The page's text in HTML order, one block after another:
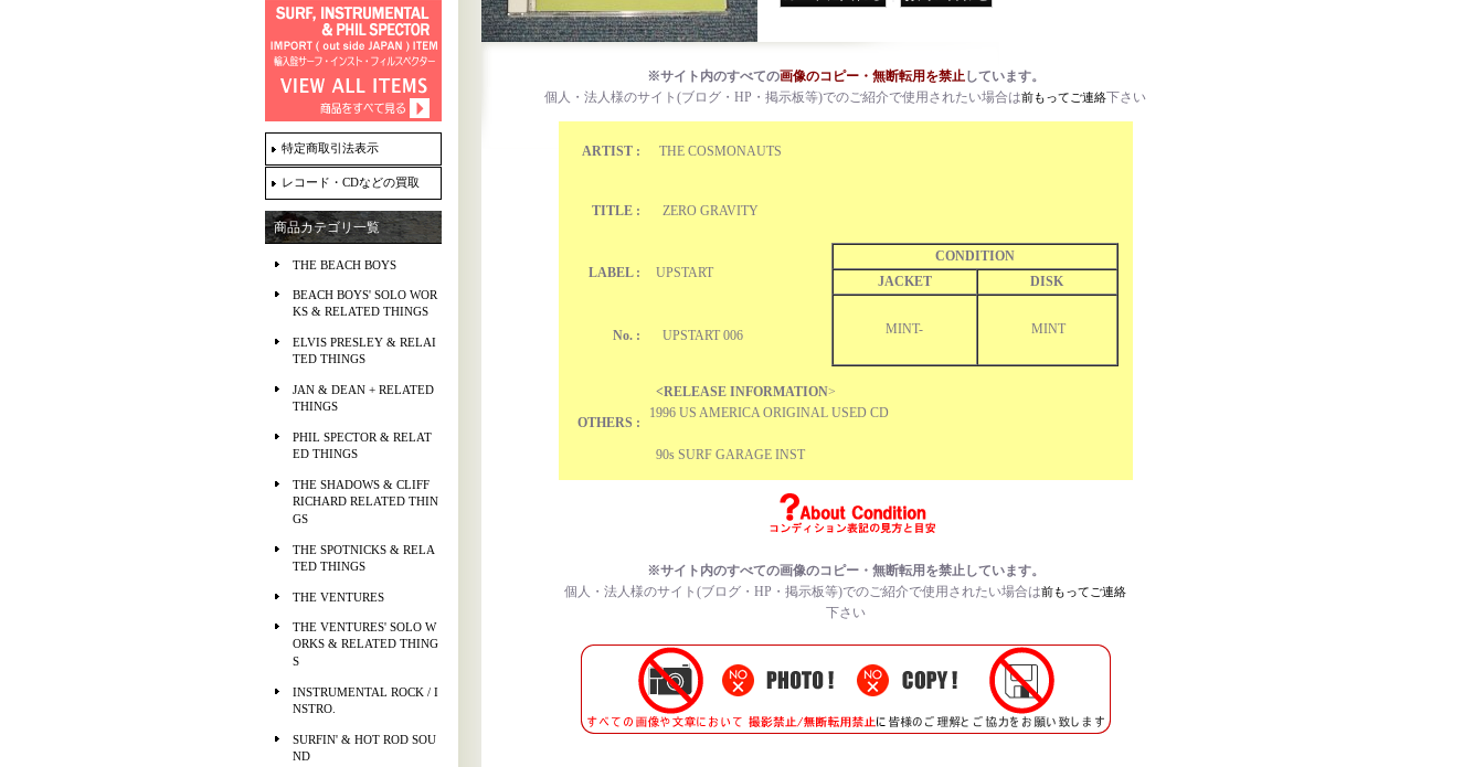
特定商取引法表示
レコード・CDなどの買取
商品カテゴリ一覧
THE BEACH BOYS
BEACH BOYS' SOLO WOR
KS & RELATED THINGS
ELVIS PRESLEY & RELAI
TED THINGS
JAN & DEAN + RELATED
THINGS
PHIL SPECTOR & RELAT
ED THINGS
THE SHADOWS & CLIFF
RICHARD RELATED THIN
GS
THE SPOTNICKS & RELA
TED THINGS
THE VENTURES
THE VENTURES' SOLO W
ORKS & RELATED THING
S
INSTRUMENTAL ROCK / I
NSTRO.
SURFIN' & HOT ROD SOU
ND
※サイト内のすべての画像のコピー・無断転用を禁止しています。
個人・法人様のサイト(ブログ・HP・掲示板等)でのご紹介で使用されたい場合は前もってご連絡下さい
ARTIST : THE COSMONAUTS
TITLE : ZERO GRAVITY
LABEL : UPSTART
CONDITION
JACKET
DISK
MINT- MINT
No. : UPSTART 006
OTHERS :
<RELEASE INFORMATION>
1996 US AMERICA ORIGINAL USED CD
90s SURF GARAGE INST
※サイト内のすべての画像のコピー・無断転用を禁止しています。
個人・法人様のサイト(ブログ・HP・掲示板等)でのご紹介で使用されたい場合は前もってご連絡
下さい